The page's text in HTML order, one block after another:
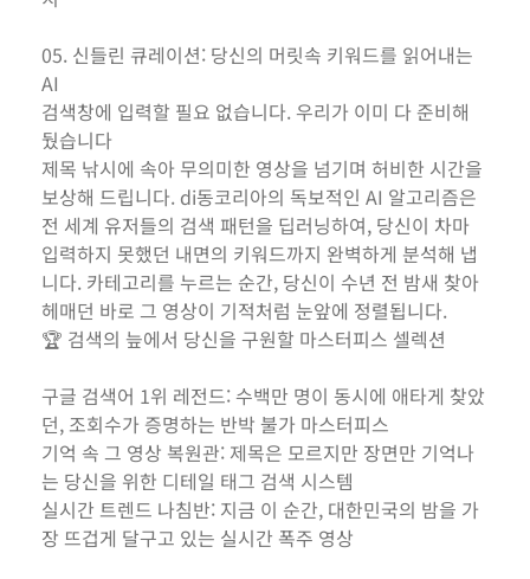
05. 신들린 큐레이션: 당신의 머릿속 키워드를 읽어내는
AI
검색창에 입력할 필요 없습니다. 우리가 이미 다 준비해
뒀습니다
제목 낚시에 속아 무의미한 영상을 넘기며 허비한 시간을
보상해 드립니다. di동코리아의 독보적인 AI 알고리즘은
전 세계 유저들의 검색 패턴을 딥러닝하여, 당신이 차마
입력하지 못했던 내면의 키워드까지 완벽하게 분석해 냅
니다. 카테고리를 누르는 순간, 당신이 수년 전 밤새 찾아
헤매던 바로 그 영상이 기적처럼 눈앞에 정렬됩니다.
🏆 검색의 늪에서 당신을 구원할 마스터피스 셀렉션
구글 검색어 1위 레전드: 수백만 명이 동시에 애타게 찾았
던, 조회수가 증명하는 반박 불가 마스터피스
기억 속 그 영상 복원관: 제목은 모르지만 장면만 기억나
는 당신을 위한 디테일 태그 검색 시스템
실시간 트렌드 나침반: 지금 이 순간, 대한민국의 밤을 가
장 뜨겁게 달구고 있는 실시간 폭주 영상